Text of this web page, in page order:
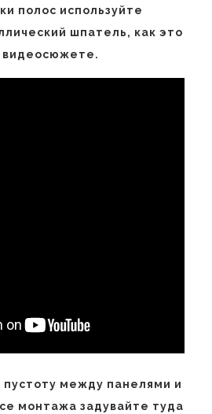
полос используйте
шпатель, как это
видеосюжете.
пустоту между панелями и
монтажа задувайте туда